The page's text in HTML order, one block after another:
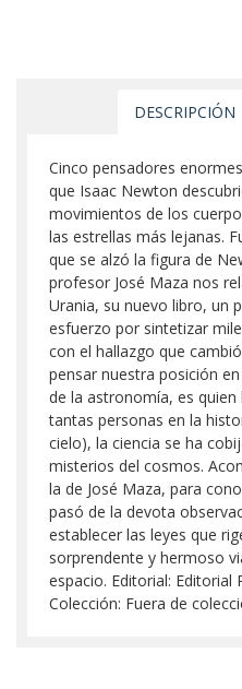
DESCRIPCIÓN
Cinco pensadores
que Isaac Newton
movimientos de los
las estrellas más lejanas.
que se alzó la figura de
profesor José Maza nos
Urania, su nuevo libro, un
esfuerzo por sintetizar
con el hallazgo que
pensar nuestra posición
de la astronomía, es
tantas personas en la
cielo), la ciencia se ha
misterios del cosmos.
la de José Maza, para
pasó de la devota
establecer las leyes que
sorprendente y hermoso
espacio. Editorial: Editorial
Colección: Fuera de